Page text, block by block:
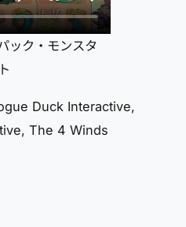
ック・モンスタ
Duck Interactive,
The 4 Winds